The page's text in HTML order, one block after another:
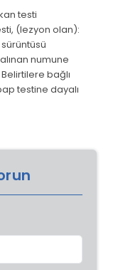
testi
(lezyon olan):
numune
Belirtilere bağlı
testine dayalı